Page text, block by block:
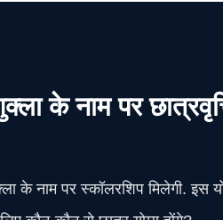
के नाम पर
के नाम पर स्कॉलरशिप मिलेगी. इस